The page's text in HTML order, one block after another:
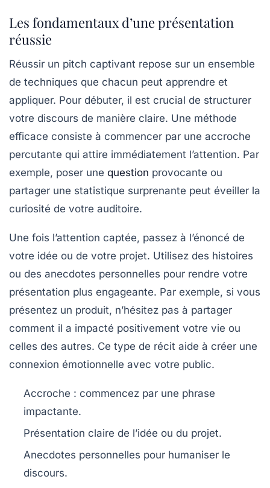
Les fondamentaux d’une présentation
réussie
Réussir un pitch captivant repose sur un ensemble
de techniques que chacun peut apprendre et
appliquer. Pour débuter, il est crucial de structurer
votre discours de manière claire. Une méthode
efficace consiste à commencer par une accroche
percutante qui attire immédiatement l’attention. Par
exemple, poser une question provocante ou
partager une statistique surprenante peut éveiller la
curiosité de votre auditoire.
Une fois l’attention captée, passez à l’énoncé de
votre idée ou de votre projet. Utilisez des histoires
ou des anecdotes personnelles pour rendre votre
présentation plus engageante. Par exemple, si vous
présentez un produit, n’hésitez pas à partager
comment il a impacté positivement votre vie ou
celles des autres. Ce type de récit aide à créer une
connexion émotionnelle avec votre public.
Accroche : commencez par une phrase
impactante.
Présentation claire de l’idée ou du projet.
Anecdotes personnelles pour humaniser le
discours.